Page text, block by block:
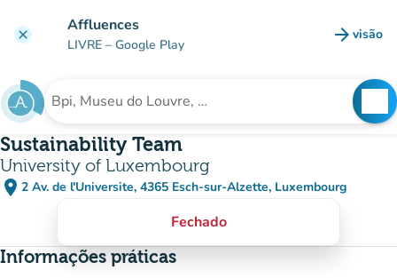
clear Affluences
LIVRE – Google Play arrow_forward visão
(novo
Procura uma instituição
Sustainability Team
University of Luxembourg
place 2 Av. de l'Universite, 4365 Esch-sur-Alzette, Luxembourg
(abrir no Google Maps)
(novo separador)
Fechado
Informações práticas